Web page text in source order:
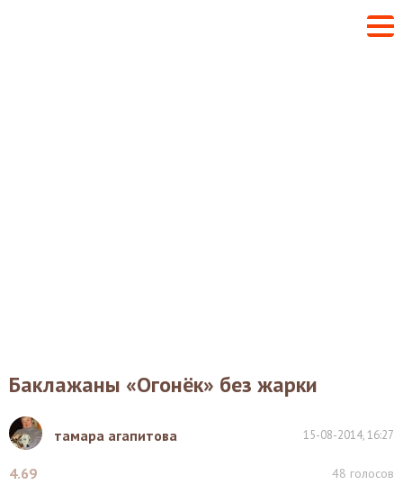
Баклажаны «Огонёк» без жарки
тамара агапитова 15-08-2014, 16:27
4.69 48 голосов